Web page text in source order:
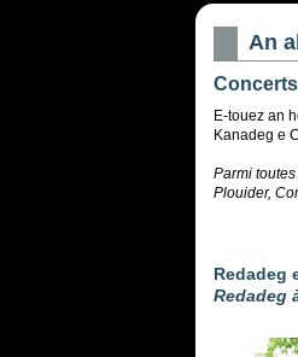
An
E-touez an
Kanadeg e
Parmi
Plouider,
Redadeg
Redadeg